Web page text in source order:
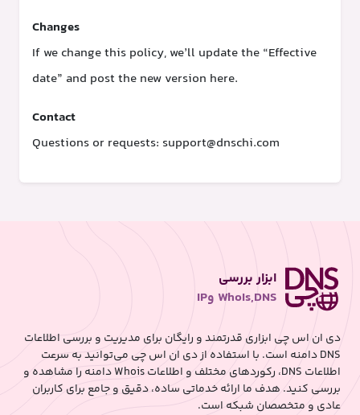
Changes
If we change this policy, we’ll update the “Effective
date” and post the new version here.
Contact
Questions or requests: support@dnschi.com
ابزار بررسی
WhoIs,DNS وIP
دی ان اس چی ابزاری قدرتمند و رایگان برای مدیریت و بررسی اطلاعات
DNS دامنه است. با استفاده از دی ان اس چی می‌توانید به سرعت
اطلاعات DNS، رکوردهای مختلف و اطلاعات Whois دامنه را مشاهده و
بررسی کنید. هدف ما ارائه خدماتی ساده، دقیق و جامع برای کاربران
عادی و متخصصان شبکه است.